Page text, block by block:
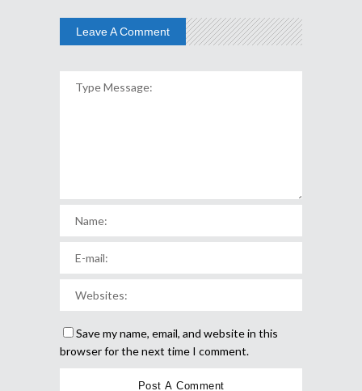
Leave A Comment
Save my name, email, and website in this
browser for the next time I comment.